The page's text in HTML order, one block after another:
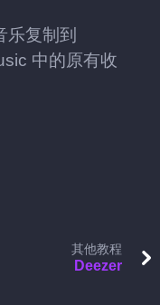
复制到
中的原有收
其他教程
Deezer